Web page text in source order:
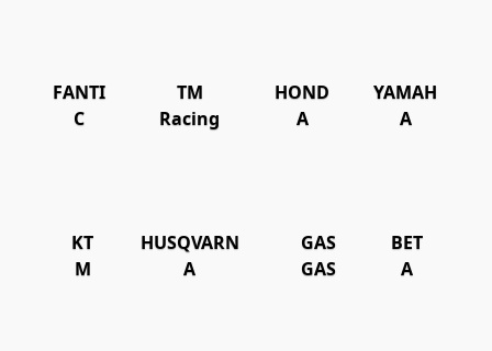
FANTI
C
TM
Racing
HOND
A
YAMAH
A
KT
M
HUSQVARN
A
GAS
GAS
BET
A